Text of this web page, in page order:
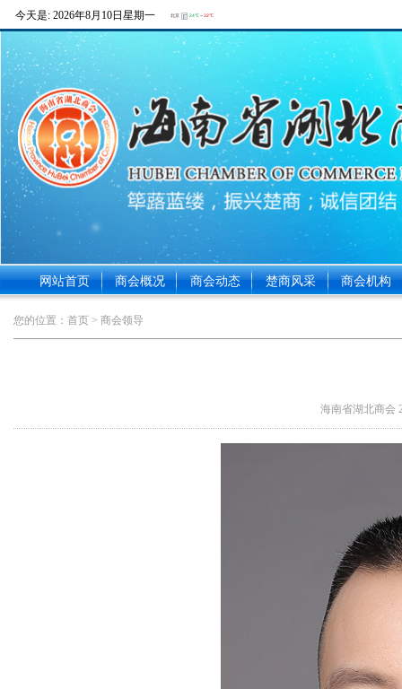
今天是: 2026年8月10日星期一
网站首页 商会概况 商会动态 楚商风采 商会机构
您的位置： 首页 > 商会领导
海南省湖北商会